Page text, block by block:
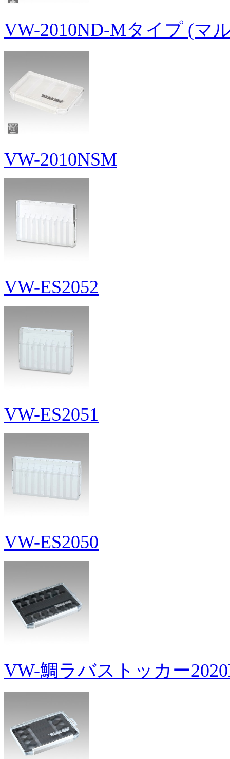
VW-2010ND-Mタイプ (マ
VW-2010NSM
VW-ES2052
VW-ES2051
VW-ES2050
VW-鯛ラバストッカー